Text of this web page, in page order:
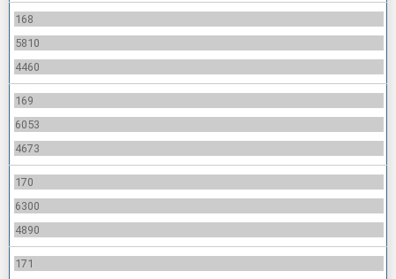
168
5810
4460
169
6053
4673
170
6300
4890
171